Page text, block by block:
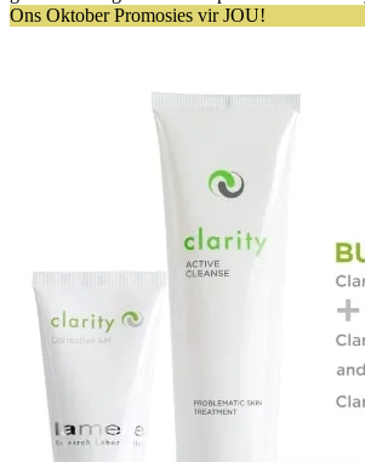
Ons Oktober Promosies vir JOU!